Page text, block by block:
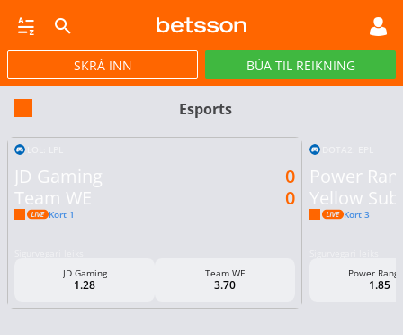
GULLPOTTAR PÓKER TILBOÐ VIRTUAL
SKRÁ INN BÚA TIL REIKNING
Esports
JD Gaming
Team WE
0
0
Kort 1
JD Gaming
1.28
Team WE
3.70
Power
Yellow
Kort 3
Power
1.85